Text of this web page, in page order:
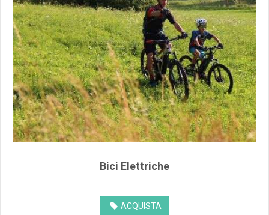
Bici Elettriche
ACQUISTA